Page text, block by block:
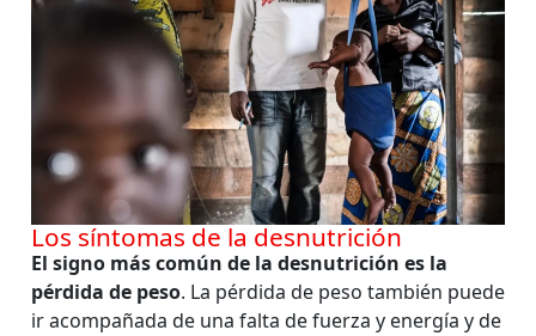
Los síntomas de la desnutrición
El signo más común de la desnutrición es la
pérdida de peso. La pérdida de peso también puede
ir acompañada de una falta de fuerza y energía y de